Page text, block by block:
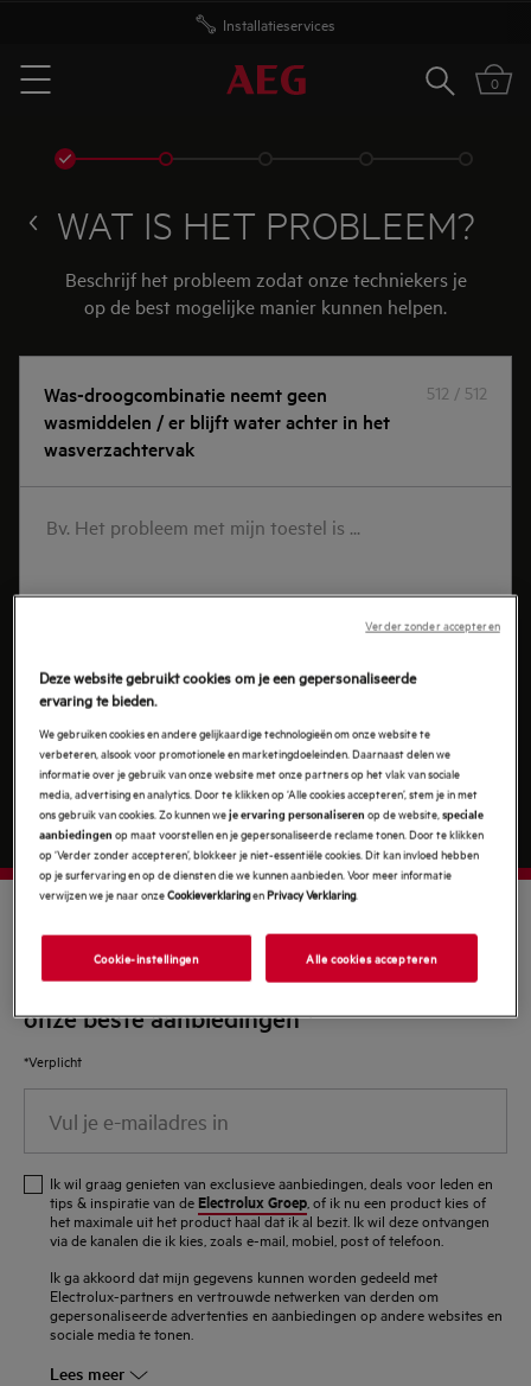
Installatieservices
Menu
Zoeken0
WAT IS HET PROBLEEM?
Beschrijf het probleem zodat onze techniekers je
op de best mogelijke manier kunnen helpen.
Was-droogcombinatie neemt geen
wasmiddelen / er blijft water achter in het
wasverzachtervak
512 / 512
Bv.
Het
probleem
met
mijn
Volgende
HAAL HET BESTE UIT AEG
Word lid van MyAEG en word beloond met
onze beste aanbiedingen*
*Verplicht
mailadres
Ik wil graag genieten van exclusieve aanbiedingen, deals voor leden en
tips & inspiratie van de Electrolux Groep , of ik nu een product kies of
het maximale uit het product haal dat ik al bezit. Ik wil deze ontvangen
via de kanalen die ik kies, zoals e-mail, mobiel, post of telefoon.
Ik ga akkoord dat mijn gegevens kunnen worden gedeeld met
Electrolux-partners en vertrouwde netwerken van derden om
gepersonaliseerde advertenties en aanbiedingen op andere websites en
sociale media te tonen.
Lees meer
Deze website gebruikt cookies om je een gepersonaliseerde
ervaring te bieden.
We gebruiken cookies en andere gelijkaardige technologieën om onze website te
verbeteren, alsook voor promotionele en marketingdoeleinden. Daarnaast delen we
informatie over je gebruik van onze website met onze partners op het vlak van sociale
media, advertising en analytics. Door te klikken op ‘Alle cookies accepteren’, stem je in met
ons gebruik van cookies. Zo kunnen weje ervaring personaliseren op de website,speciale
aanbiedingen op maat voorstellen en je gepersonaliseerde reclame tonen. Door te klikken
op ‘Verder zonder accepteren’, blokkeer je niet-essentiële cookies. Dit kan invloed hebben
op je surfervaring en op de diensten die we kunnen aanbieden. Voor meer informatie
verwijzen we je naar onzeCookieverklaringenPrivacy Verklaring.
Cookie-instellingen Alle cookies accepteren
Verder zonder accepteren